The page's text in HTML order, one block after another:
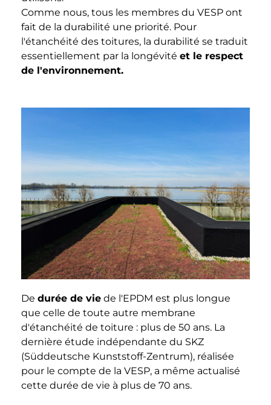
Comme nous, tous les membres du VESP ont
fait de la durabilité une priorité. Pour
l'étanchéité des toitures, la durabilité se traduit
essentiellement par la longévité et le respect
de l'environnement.
De durée de viede l'EPDM est plus longue
que celle de toute autre membrane
d'étanchéité de toiture : plus de 50 ans. La
dernière étude indépendante du SKZ
(Süddeutsche Kunststoff-Zentrum), réalisée
pour le compte de la VESP, a même actualisé
cette durée de vie à plus de 70 ans.